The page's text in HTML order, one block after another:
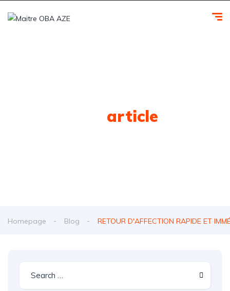
article
Homepage Blog RETOUR D'AFFECTION RAPIDE ET